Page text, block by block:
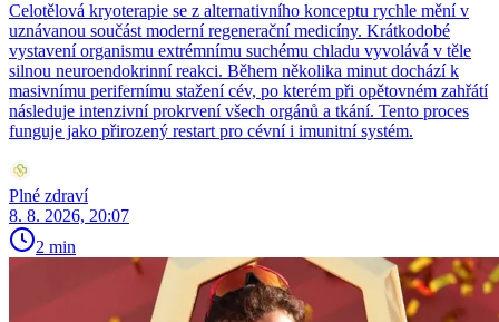
Celotělová kryoterapie se z alternativního konceptu rychle mění v
uznávanou součást moderní regenerační medicíny. Krátkodobé
vystavení organismu extrémnímu suchému chladu vyvolává v těle
silnou neuroendokrinní reakci. Během několika minut dochází k
masivnímu perifernímu stažení cév, po kterém při opětovném zahřátí
následuje intenzivní prokrvení všech orgánů a tkání. Tento proces
funguje jako přirozený restart pro cévní i imunitní systém.
Plné zdraví
8. 8. 2026, 20:07
2 min